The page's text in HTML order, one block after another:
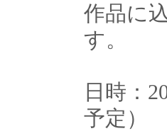
作品に
す。
日時：
予定）